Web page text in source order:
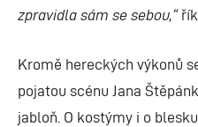
zpravidla sám se sebou,“
Kromě hereckých výkonů
pojatou scénu Jana
jabloň. O kostýmy i o